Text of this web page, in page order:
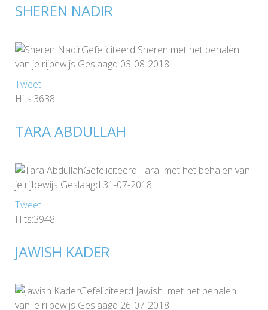
SHEREN NADIR
Gefeliciteerd Sheren met het behalen
van je rijbewijs Geslaagd 03-08-2018
Tweet
Hits:3638
TARA ABDULLAH
Gefeliciteerd Tara met het behalen van
je rijbewijs Geslaagd 31-07-2018
Tweet
Hits:3948
JAWISH KADER
Gefeliciteerd Jawish met het behalen
van je rijbewijs Geslaagd 26-07-2018